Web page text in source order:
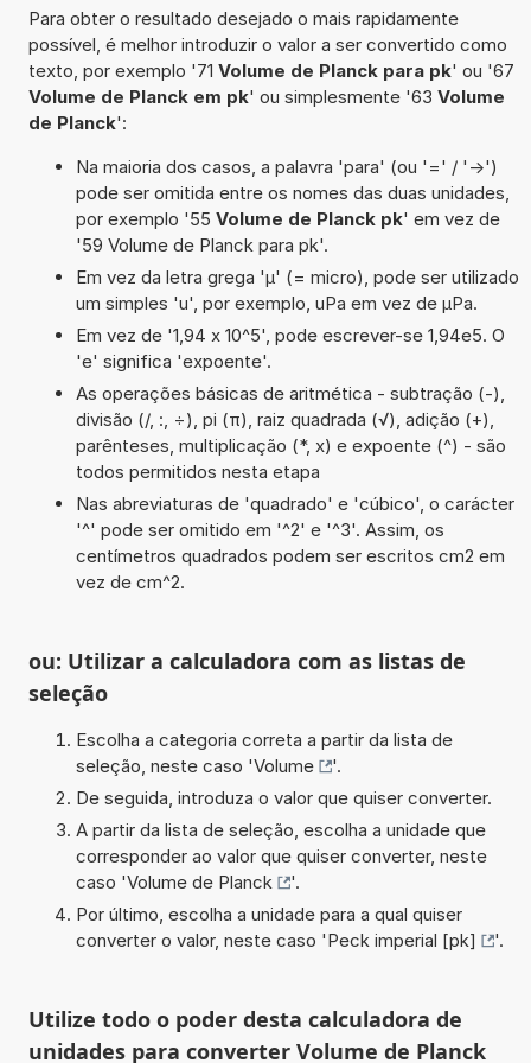
Para obter o resultado desejado o mais rapidamente
possível, é melhor introduzir o valor a ser convertido como
texto, por exemplo '71 Volume de Planck para pk' ou '67
Volume de Planck em pk' ou simplesmente '63 Volume
de Planck':
Na maioria dos casos, a palavra 'para' (ou '=' / '->')
pode ser omitida entre os nomes das duas unidades,
por exemplo '55 Volume de Planck pk' em vez de
'59 Volume de Planck para pk'.
Em vez da letra grega 'µ' (= micro), pode ser utilizado
um simples 'u', por exemplo, uPa em vez de µPa.
Em vez de '1,94 x 10^5', pode escrever-se 1,94e5. O
'e' significa 'expoente'.
As operações básicas de aritmética - subtração (-),
divisão (/, :, ÷), pi (π), raiz quadrada (√), adição (+),
parênteses, multiplicação (*, x) e expoente (^) - são
todos permitidos nesta etapa
Nas abreviaturas de 'quadrado' e 'cúbico', o carácter
'^' pode ser omitido em '^2' e '^3'. Assim, os
centímetros quadrados podem ser escritos cm2 em
vez de cm^2.
ou: Utilizar a calculadora com as listas de
seleção
Escolha a categoria correta a partir da lista de
seleção, neste caso 'Volume
'.
De seguida, introduza o valor que quiser converter.
A partir da lista de seleção, escolha a unidade que
corresponder ao valor que quiser converter, neste
caso 'Volume de Planck
'.
Por último, escolha a unidade para a qual quiser
converter o valor, neste caso 'Peck imperial [pk] '.
Utilize todo o poder desta calculadora de
unidades para converter Volume de Planck